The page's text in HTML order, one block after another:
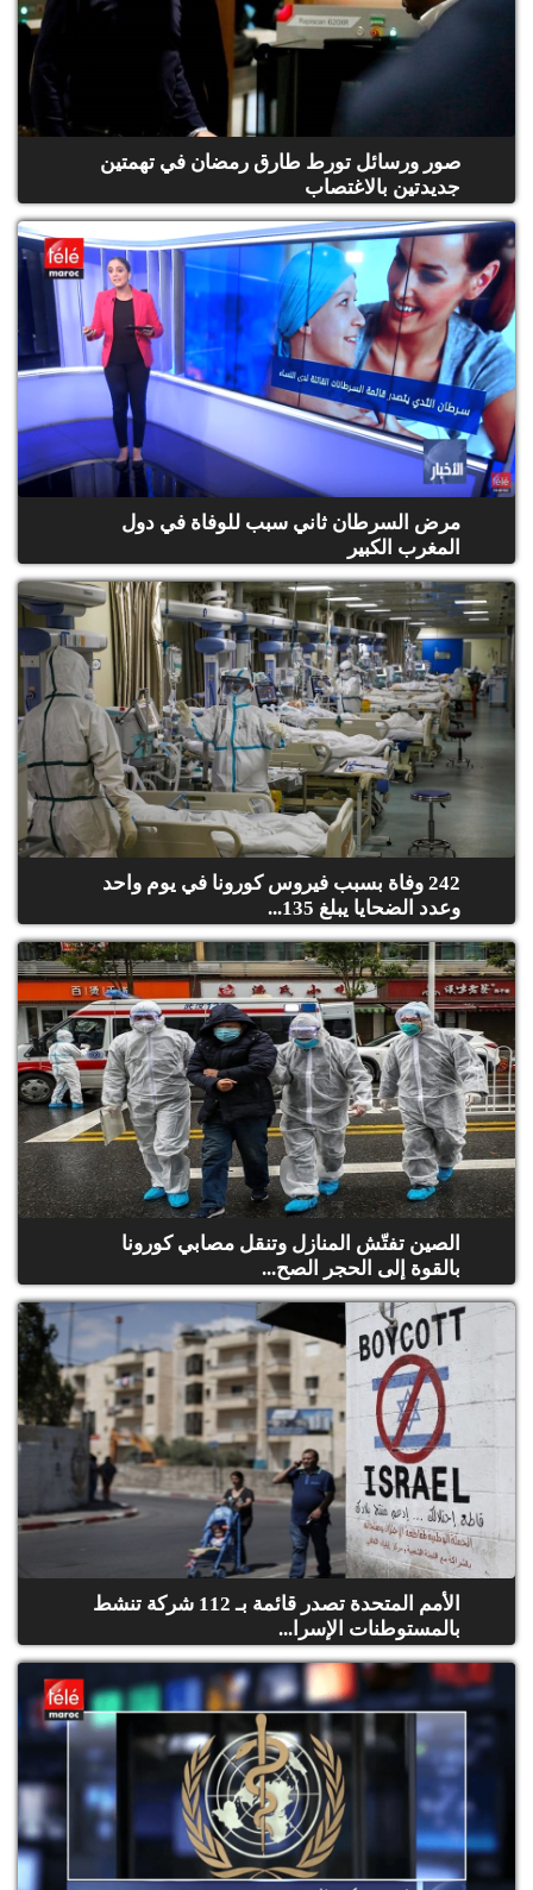
صور ورسائل تورط طارق رمضان في تهمتين
جديدتين بالاغتصاب
مرض السرطان ثاني سبب للوفاة في دول
المغرب الكبير
242 وفاة بسبب فيروس كورونا في يوم واحد
وعدد الضحايا يبلغ 135...
الصين تفتّش المنازل وتنقل مصابي كورونا
بالقوة إلى الحجر الصح...
الأمم المتحدة تصدر قائمة بـ 112 شركة تنشط
بالمستوطنات الإسرا...